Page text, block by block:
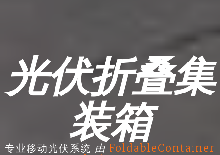
光伏折叠集
装箱
专业移动光伏系统 由 FoldableContainer